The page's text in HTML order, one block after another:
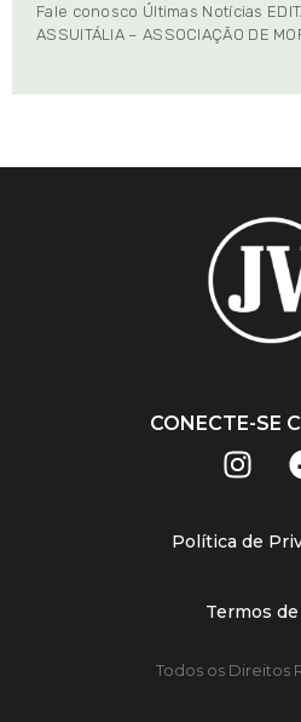
Fale conosco Últimas Notícias
ASSUITÁLIA – ASSOCIAÇÃO DE
CONECTE-SE
Política de
Termos
Todos os Direitos